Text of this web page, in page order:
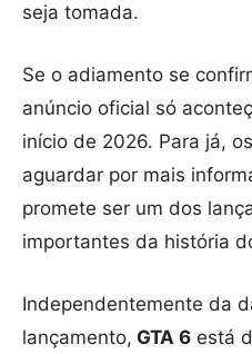
seja tomada.
Se o adiamento se
anúncio oficial só
início de 2026. Para já,
aguardar por mais
promete ser um dos
importantes da história
Independentemente da
lançamento, GTA 6 está